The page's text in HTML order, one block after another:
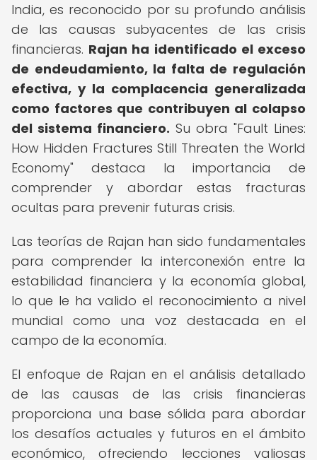
India, es reconocido por su profundo análisis
de las causas subyacentes de las crisis
financieras. Rajan ha identificado el exceso
de endeudamiento, la falta de regulación
efectiva, y la complacencia generalizada
como factores que contribuyen al colapso
del sistema financiero. Su obra "Fault Lines:
How Hidden Fractures Still Threaten the World
Economy" destaca la importancia de
comprender y abordar estas fracturas
ocultas para prevenir futuras crisis.
Las teorías de Rajan han sido fundamentales
para comprender la interconexión entre la
estabilidad financiera y la economía global,
lo que le ha valido el reconocimiento a nivel
mundial como una voz destacada en el
campo de la economía.
El enfoque de Rajan en el análisis detallado
de las causas de las crisis financieras
proporciona una base sólida para abordar
los desafíos actuales y futuros en el ámbito
económico, ofreciendo lecciones valiosas